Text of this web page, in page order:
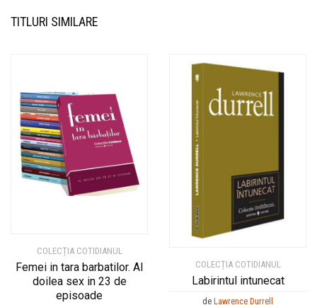
TITLURI SIMILARE
COLECȚIA COTIDIANUL
Femei in tara barbatilor. Al
doilea sex in 23 de
episoade
COLECȚIA COTIDIANUL
Labirintul intunecat
de Lawrence Durrell